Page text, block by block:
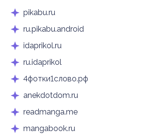
pikabu.ru
ru.pikabu.android
idaprikol.ru
ru.idaprikol
4фотки1слово.рф
anekdotdom.ru
readmanga.me
mangabook.ru